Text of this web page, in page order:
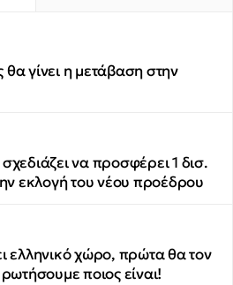
γίνει η μετάβαση στην
να προσφέρει 1 δισ.
εκλογή του νέου προέδρου
ελληνικό χώρο, πρώτα θα τον
ποιος είναι!